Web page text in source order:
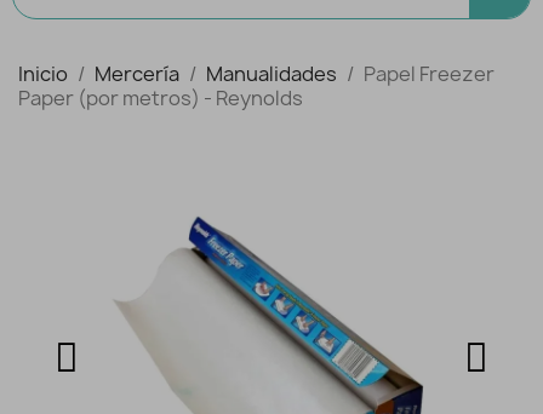
Inicio Mercería Manualidades
Papel Freezer
Paper (por metros) - Reynolds